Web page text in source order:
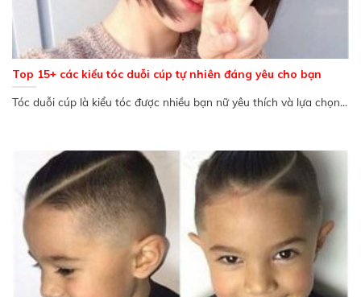
Top 15+ các kiểu tóc duỗi cúp tự nhiên đáng yêu cho bạn
Tóc duỗi cúp là kiểu tóc được nhiều bạn nữ yêu thích và lựa chọn...